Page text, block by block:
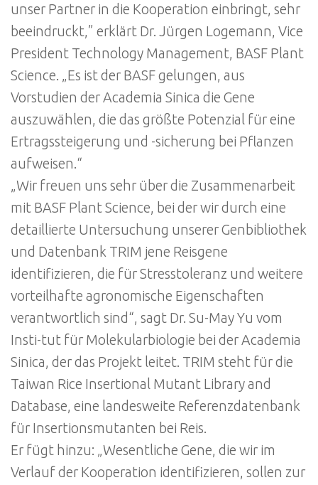
unser Partner in die Kooperation einbringt, sehr
beeindruckt,” erklärt Dr. Jürgen Logemann, Vice
President Technology Management, BASF Plant
Science. „Es ist der BASF gelungen, aus
Vorstudien der Academia Sinica die Gene
auszuwählen, die das größte Potenzial für eine
Ertragssteigerung und -sicherung bei Pflanzen
aufweisen.“
„Wir freuen uns sehr über die Zusammenarbeit
mit BASF Plant Science, bei der wir durch eine
detaillierte Untersuchung unserer Genbibliothek
und Datenbank TRIM jene Reisgene
identifizieren, die für Stresstoleranz und weitere
vorteilhafte agronomische Eigenschaften
verantwortlich sind“, sagt Dr. Su-May Yu vom
Insti-tut für Molekularbiologie bei der Academia
Sinica, der das Projekt leitet. TRIM steht für die
Taiwan Rice Insertional Mutant Library and
Database, eine landesweite Referenzdatenbank
für Insertionsmutanten bei Reis.
Er fügt hinzu: „Wesentliche Gene, die wir im
Verlauf der Kooperation identifizieren, sollen zur